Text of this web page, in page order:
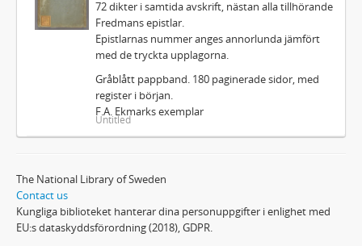
72 dikter i samtida avskrift, nästan alla tillhörande
Fredmans epistlar.
Epistlarnas nummer anges annorlunda jämfört
med de tryckta upplagorna.
Gråblått pappband. 180 paginerade sidor, med
register i början.
F.A. Ekmarks exemplar
Untitled
The National Library of Sweden
Contact us
Kungliga biblioteket hanterar dina personuppgifter i enlighet med
EU:s dataskyddsförordning (2018), GDPR.